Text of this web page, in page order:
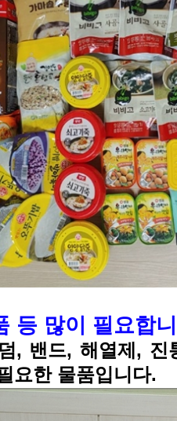
등 많이 필요합
, 밴드, 해열제,
요한 물품입니다.